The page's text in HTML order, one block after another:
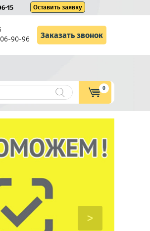
15 Оставить заявку
90-96 Заказать звонок
0
>